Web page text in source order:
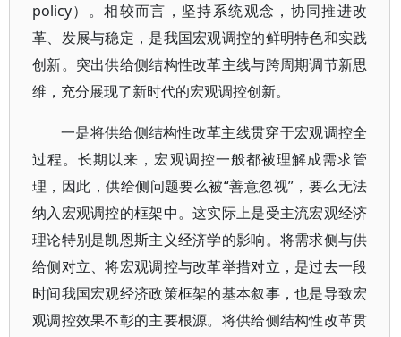
policy）。相较而言，坚持系统观念，协同推进改
革、发展与稳定，是我国宏观调控的鲜明特色和实践
创新。突出供给侧结构性改革主线与跨周期调节新思
维，充分展现了新时代的宏观调控创新。
一是将供给侧结构性改革主线贯穿于宏观调控全
过程。长期以来，宏观调控一般都被理解成需求管
理，因此，供给侧问题要么被“善意忽视”，要么无法
纳入宏观调控的框架中。这实际上是受主流宏观经济
理论特别是凯恩斯主义经济学的影响。将需求侧与供
给侧对立、将宏观调控与改革举措对立，是过去一段
时间我国宏观经济政策框架的基本叙事，也是导致宏
观调控效果不彰的主要根源。将供给侧结构性改革贯